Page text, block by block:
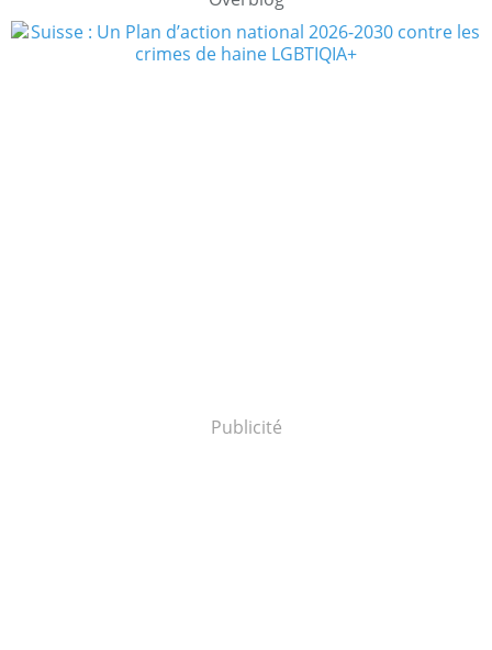
Publicité